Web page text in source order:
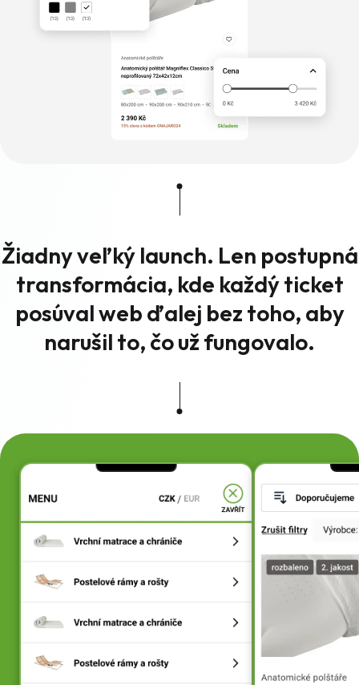
Žiadny veľký launch. Len postupná
transformácia, kde každý ticket
posúval web ďalej bez toho, aby
narušil to, čo už fungovalo.